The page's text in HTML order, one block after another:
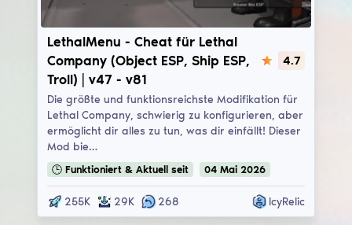
LethalMenu
LethalMenu - Cheat für Lethal
Company (Object ESP, Ship ESP,
Troll) | v47 - v81
4.7
Die größte und funktionsreichste Modifikation für
Lethal Company, schwierig zu konfigurieren, aber
ermöglicht dir alles zu tun, was dir einfällt! Dieser
Mod bie…
🕒 Funktioniert & Aktuell seit 04 Mai 2026
255K 29K 268 IcyRelic